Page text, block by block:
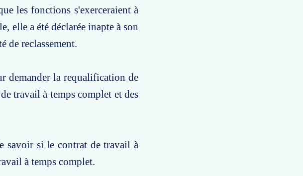
les fonctions s'exerceraient à
elle a été déclarée inapte à son
de reclassement.
demander la requalification de
travail à temps complet et des
savoir si le contrat de travail à
à temps complet.